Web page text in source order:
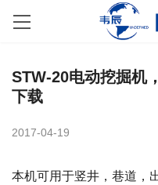
STW-20电动挖掘机
下载
2017-04-19
本机可用于竖井，巷道，